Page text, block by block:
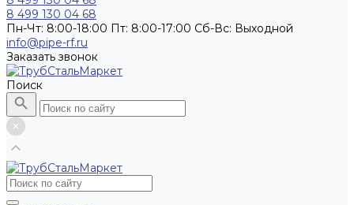
8 499 130 04 68
Пн-Чт: 8:00-18:00 Пт: 8:00-17:00 Сб-Вс: Выходной
info@pipe-rf.ru
Заказать звонок
Поиск